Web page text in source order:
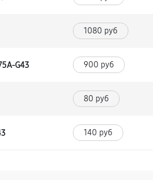
1080 руб
G43 900 руб
80 руб
140 руб